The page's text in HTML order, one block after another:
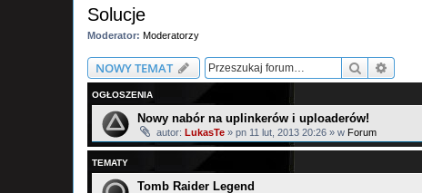
Solucje
Moderator: Moderatorzy
NOWY TEMAT Szukaj
OGŁOSZENIA
Nowy nabór na uplinkerów i uploaderów!
autor: LukasTe » pn 11 lut, 2013 20:26 » w Forum
TEMATY
Tomb Raider Legend